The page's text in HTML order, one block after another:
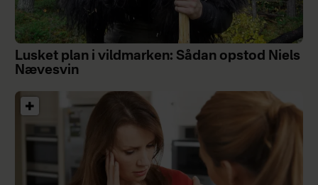
Lusket plan i vildmarken: Sådan opstod Niels
Nævesvin